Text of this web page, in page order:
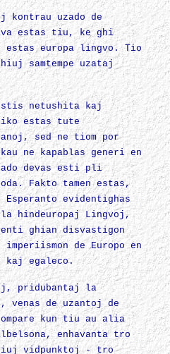
kontrau uzado de
estas tiu, ke ghi
estas europa lingvo. Tio
samtempe uzataj
netushita kaj
estas tute
sed ne tiom por
ne kapablas generi en
devas esti pli
Fakto tamen estas,
evidentighas
hindeuropaj Lingvoj,
ghian disvastigon
de Europo en
kaj egaleco.
pridubantaj la
venas de uzantoj de
kun tiu au alia
enhavanta tro
vidpunktoj - tro